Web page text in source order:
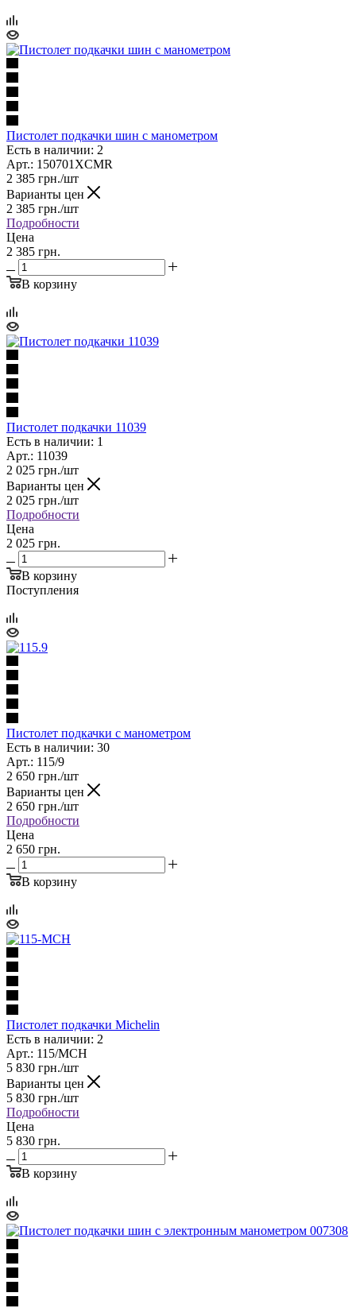
Пистолет подкачки шин с манометром
Есть в наличии: 2
Арт.: 150701XCMR
2 385 грн./шт
Варианты цен
2 385 грн./шт
Подробности
Цена
2 385 грн.
В корзину
Пистолет подкачки 11039
Есть в наличии: 1
Арт.: 11039
2 025 грн./шт
Варианты цен
2 025 грн./шт
Подробности
Цена
2 025 грн.
В корзину
Поступления
Пистолет подкачки с манометром
Есть в наличии: 30
Арт.: 115/9
2 650 грн./шт
Варианты цен
2 650 грн./шт
Подробности
Цена
2 650 грн.
В корзину
Пистолет подкачки Michelin
Есть в наличии: 2
Арт.: 115/MCH
5 830 грн./шт
Варианты цен
5 830 грн./шт
Подробности
Цена
5 830 грн.
В корзину